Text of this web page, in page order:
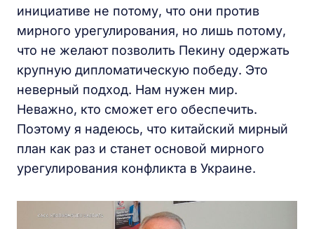
инициативе не потому, что они против
мирного урегулирования, но лишь потому,
что не желают позволить Пекину одержать
крупную дипломатическую победу. Это
неверный подход. Нам нужен мир.
Неважно, кто сможет его обеспечить.
Поэтому я надеюсь, что китайский мирный
план как раз и станет основой мирного
урегулирования конфликта в Украине.